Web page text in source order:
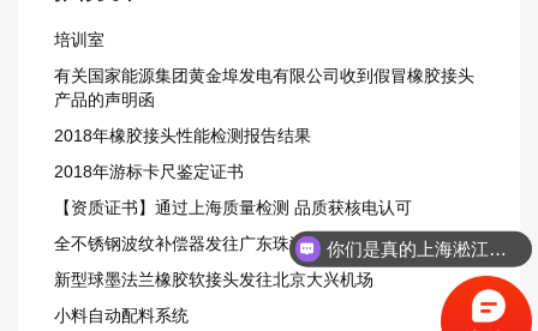
培训室
有关国家能源集团黄金埠发电有限公司收到假冒橡胶接头
产品的声明函
2018年橡胶接头性能检测报告结果
2018年游标卡尺鉴定证书
【资质证书】通过上海质量检测 品质获核电认可
全不锈钢波纹补偿器发往广东珠海
新型球墨法兰橡胶软接头发往北京大兴机场
小料自动配料系统
你们是真的上海淞江吗？